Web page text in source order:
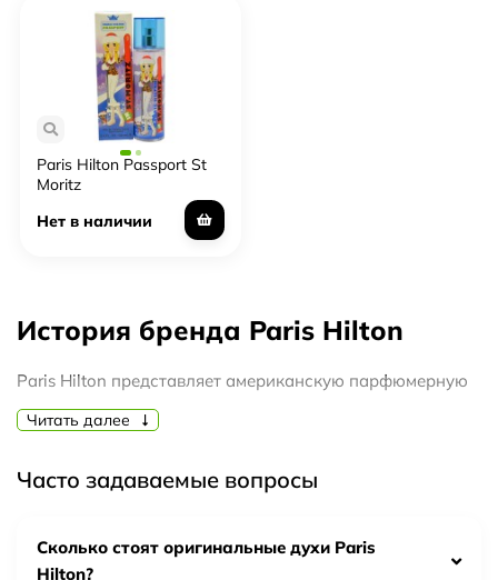
Paris Hilton Passport St
Moritz
Нет в наличии
История бренда Paris Hilton
Paris Hilton представляет американскую парфюмерную
компанию, которая была основана после заключения
предварительного соглашения с «селебрити»
о применении громкого имени в изготовлении и
Настоящим правообладателем данной торговой марки
является организация «Parlux». Начиная с 2005-го г. и по
Читать далее
Часто задаваемые вопросы
Сколько стоят оригинальные духи Paris
Hilton?